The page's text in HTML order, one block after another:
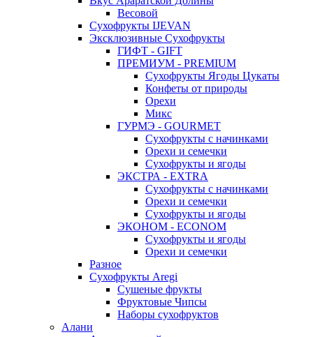
Весовой
Сухофрукты IJEVAN
Эксклюзивные Сухофрукты
ГИФТ - GIFT
ПРЕМИУМ - PREMIUM
Сухофрукты Ягоды Цукаты
Конфеты от природы
Орехи
Микс
ГУРМЭ - GOURMET
Сухофрукты с начинками
Орехи и семечки
Сухофрукты и ягоды
ЭКСТРА - EXTRA
Сухофрукты с начинками
Орехи и семечки
Сухофрукты и ягоды
ЭКОНОМ - ECONOM
Сухофрукты и ягоды
Орехи и семечки
Разное
Сухофрукты Aregi
Сушеные фрукты
Фруктовые Чипсы
Наборы сухофруктов
Алани